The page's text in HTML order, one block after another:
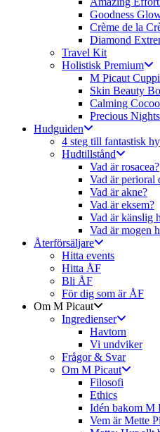
Goodness
Crème de la
Diamond
Travel Kit
Holistisk Premium
M Picaut
Skin Beauty
Calming
Precious
Hudguiden
4 steg till fantastisk hy
Hudtillstånd
Vad är rosacea?
Vad är perioral
Vad är akne?
Vad är eksem?
Vad är känslig
Vad är mogen
Återförsäljare
Hitta events
Hitta ÅF
Bli ÅF
För dig som är ÅF
Om M Picaut
Ingredienser
Havtorn
Vi undviker
Frågor & Svar
Om M Picaut
Filosofi
Ethics
Idén bakom M
Vem är Mette